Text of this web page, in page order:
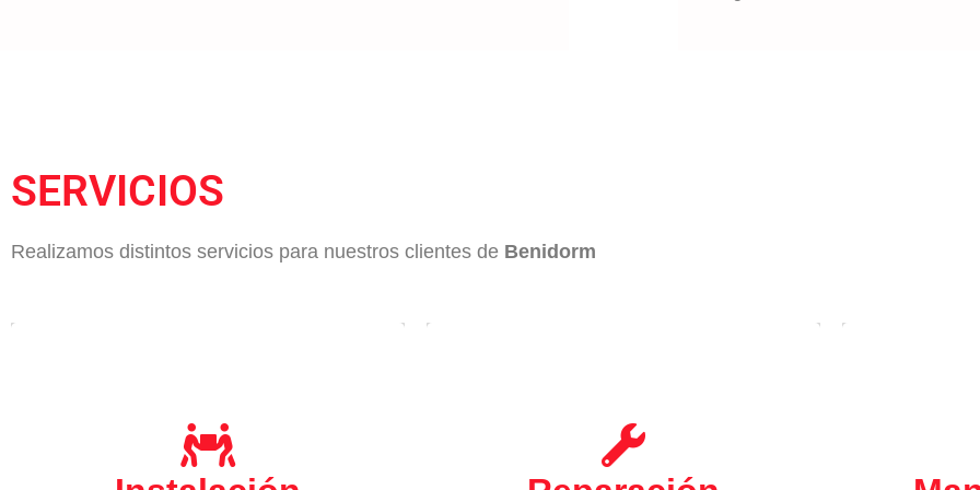
SERVICIOS
Realizamos distintos servicios para nuestros clientes de Benidorm
Frigorífico, Horno, Congelador,
Vitrocerámica o Campana Extractora es
importante que pueda contar con un
SAT-Benidorm
acceso a nuestro Servicio Técnico
equipos y
de